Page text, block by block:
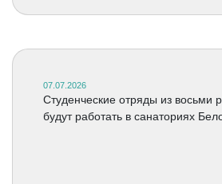
07.07.2026
Студенческие отряды из восьми
будут работать в санаториях